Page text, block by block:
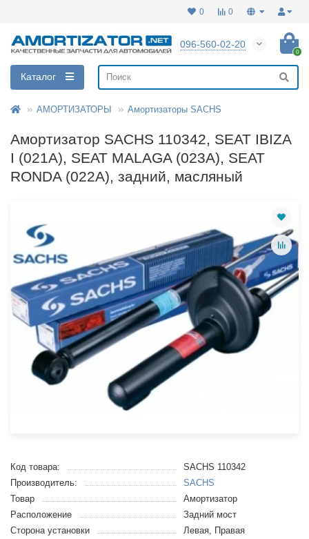
0
0
096-560-02-20
0
Каталог
АМОРТИЗАТОРЫ Амортизаторы SACHS
Амортизатор SACHS 110342, SEAT IBIZA
I (021A), SEAT MALAGA (023A), SEAT
RONDA (022A), задний, масляный
Код товара:
SACHS 110342
Производитель:
SACHS
Товар
Амортизатор
Расположение
Задний мост
Сторона установки
Левая, Правая